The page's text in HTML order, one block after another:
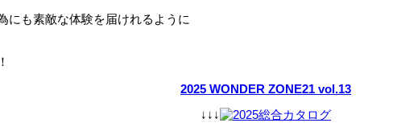
にも素敵な体験を届けれるように
2025 WONDER ZONE21 vol.13
↓↓↓